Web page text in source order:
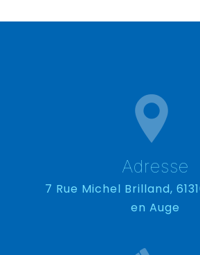
Adresse
7 Rue Michel Brilland, 61310 Gouffern
en Auge